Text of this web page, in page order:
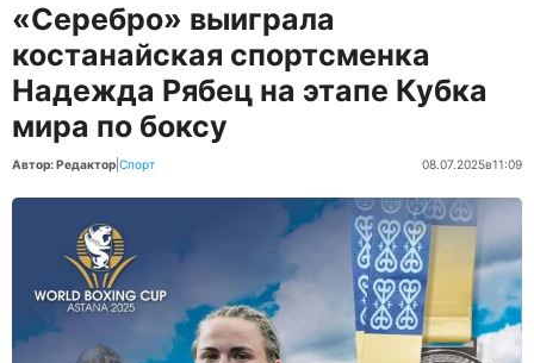
«Серебро» выиграла
костанайская спортсменка
Надежда Рябец на этапе Кубка
мира по боксу
Автор: Редактор Спорт 08.07.2025в11:09